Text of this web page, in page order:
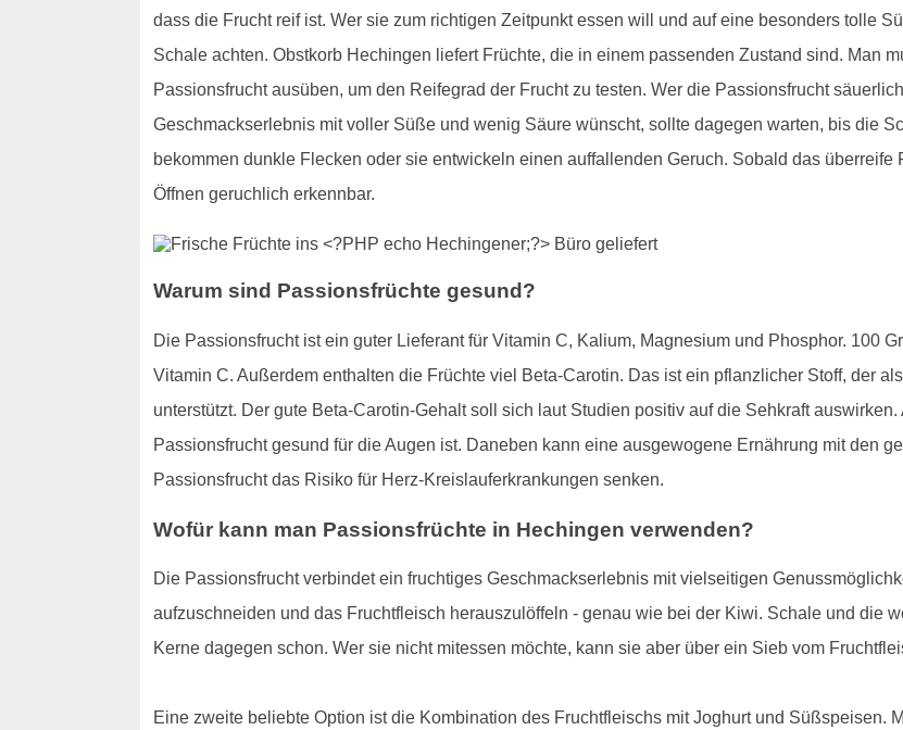
dass die Frucht reif ist. Wer sie zum richtigen Zeitpunkt essen will und auf eine besonders tolle
Schale achten. Obstkorb Hechingen liefert Früchte, die in einem passenden Zustand sind. Man
Passionsfrucht ausüben, um den Reifegrad der Frucht zu testen. Wer die Passionsfrucht
Geschmackserlebnis mit voller Süße und wenig Säure wünscht, sollte dagegen warten, bis die
bekommen dunkle Flecken oder sie entwickeln einen auffallenden Geruch. Sobald das
Öffnen geruchlich erkennbar.
Warum sind Passionsfrüchte gesund?
Die Passionsfrucht ist ein guter Lieferant für Vitamin C, Kalium, Magnesium und Phosphor. 100
Vitamin C. Außerdem enthalten die Früchte viel Beta-Carotin. Das ist ein pflanzlicher Stoff, der
unterstützt. Der gute Beta-Carotin-Gehalt soll sich laut Studien positiv auf die Sehkraft
Passionsfrucht gesund für die Augen ist. Daneben kann eine ausgewogene Ernährung mit den
Passionsfrucht das Risiko für Herz-Kreislauferkrankungen senken.
Wofür kann man Passionsfrüchte in Hechingen verwenden?
Die Passionsfrucht verbindet ein fruchtiges Geschmackserlebnis mit vielseitigen
aufzuschneiden und das Fruchtfleisch herauszulöffeln - genau wie bei der Kiwi. Schale und die
Kerne dagegen schon. Wer sie nicht mitessen möchte, kann sie aber über ein Sieb vom
Eine zweite beliebte Option ist die Kombination des Fruchtfleischs mit Joghurt und Süßspeisen.